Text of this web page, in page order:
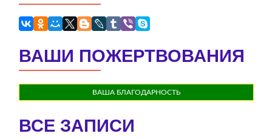
ВАШИ ПОЖЕРТВОВАНИЯ
ВАША БЛАГОДАРНОСТЬ
ВСЕ ЗАПИСИ